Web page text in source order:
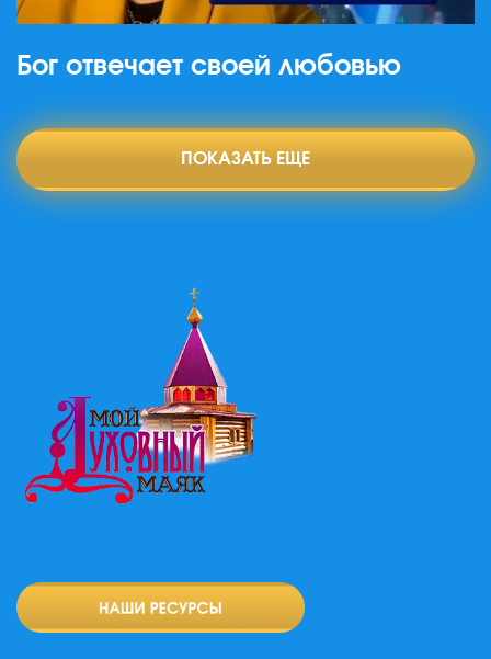
Бог отвечает своей любовью
ПОКАЗАТЬ ЕЩЕ